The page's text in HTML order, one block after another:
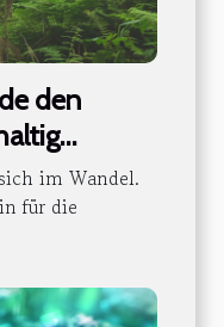
den
im Wandel.
für die